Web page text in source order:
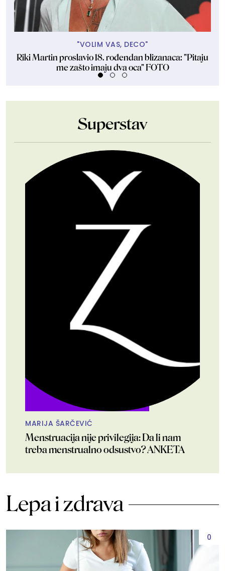
"VOLIM VAS, DECO"
Riki Martin proslavio 18. rođendan blizanaca: "Pitaju
me zašto imaju dva oca" FOTO
Superstav
MARIJA ŠARČEVIĆ
Menstruacija nije privilegija: Da li nam
treba menstrualno odsustvo? ANKETA
Lepa i zdrava
0